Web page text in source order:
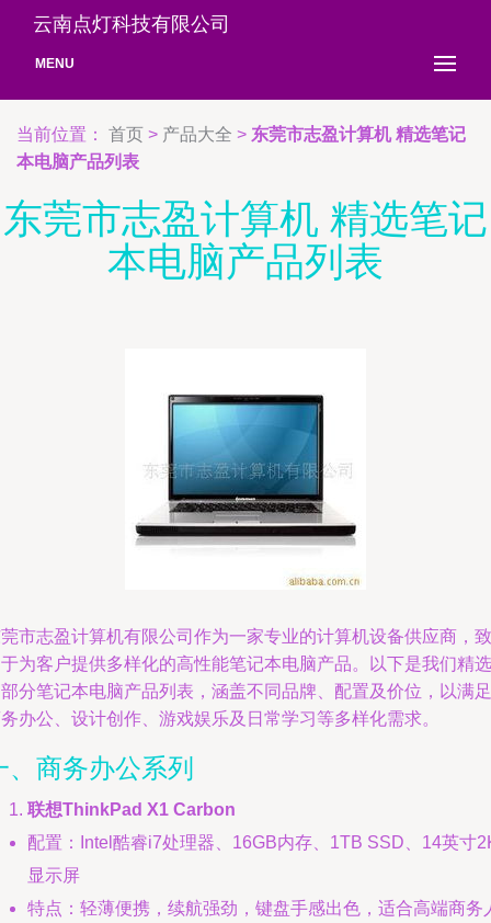
云南点灯科技有限公司
MENU
当前位置： 首页 > 产品大全 > 东莞市志盈计算机 精选笔记
本电脑产品列表
东莞市志盈计算机 精选笔记
本电脑产品列表
市志盈计算机有限公司作为一家专业的计算机设备供应商，致
为客户提供多样化的高性能笔记本电脑产品。以下是我们精选
分笔记本电脑产品列表，涵盖不同品牌、配置及价位，以满足
办公、设计创作、游戏娱乐及日常学习等多样化需求。
、商务办公系列
联想ThinkPad X1 Carbon
配置：Intel酷睿i7处理器、16GB内存、1TB SSD、14英寸
显示屏
特点：轻薄便携，续航强劲，键盘手感出色，适合高端商务